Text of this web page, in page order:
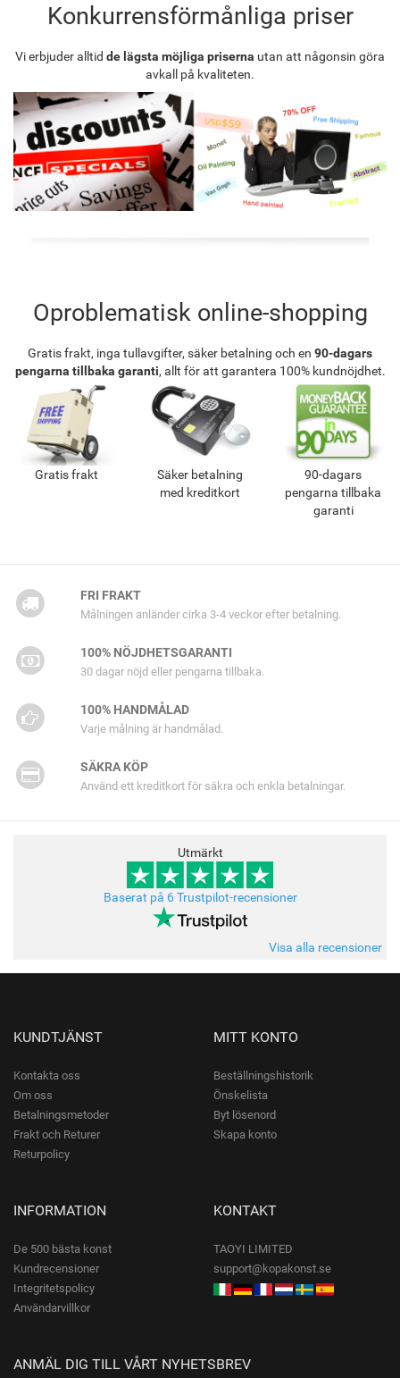
Konkurrensförmånliga priser
Vi erbjuder alltid de lägsta möjliga priserna utan att någonsin göra
avkall på kvaliteten.
Oproblematisk online-shopping
Gratis frakt, inga tullavgifter, säker betalning och en 90-dagars
pengarna tillbaka garanti, allt för att garantera 100% kundnöjdhet.
Gratis frakt
Säker betalning
med kreditkort
90-dagars
pengarna tillbaka
garanti
FRI FRAKT
Målningen anländer cirka 3-4 veckor efter betalning.
100% NÖJDHETSGARANTI
30 dagar nöjd eller pengarna tillbaka.
100% HANDMÅLAD
Varje målning är handmålad.
SÄKRA KÖP
Använd ett kreditkort för säkra och enkla betalningar.
Utmärkt
Baserat på 6 Trustpilot-recensioner
Visa alla recensioner
KUNDTJÄNST
Kontakta oss
Om oss
Betalningsmetoder
Frakt och Returer
Returpolicy
MITT KONTO
Beställningshistorik
Önskelista
Byt lösenord
Skapa konto
INFORMATION
De 500 bästa konst
Kundrecensioner
Integritetspolicy
Användarvillkor
KONTAKT
TAOYI LIMITED
support@kopakonst.se
ANMÄL DIG TILL VÅRT NYHETSBREV